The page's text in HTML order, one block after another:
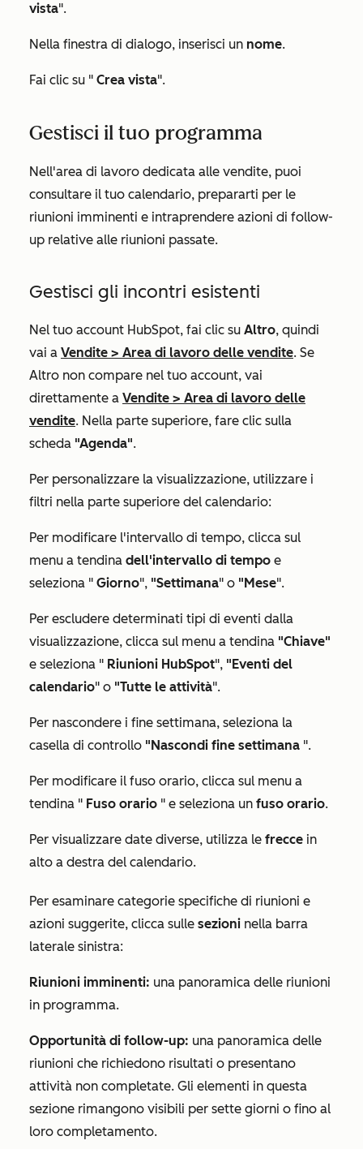
vista".
Nella finestra di dialogo, inserisci un nome.
Fai clic su " Crea vista".
Gestisci il tuo programma
Nell'area di lavoro dedicata alle vendite, puoi
consultare il tuo calendario, prepararti per le
riunioni imminenti e intraprendere azioni di follow-
up relative alle riunioni passate.
Gestisci gli incontri esistenti
Nel tuo account HubSpot, fai clic su Altro, quindi
vai a Vendite > Area di lavoro delle vendite. Se
Altro non compare nel tuo account, vai
direttamente a Vendite > Area di lavoro delle
vendite. Nella parte superiore, fare clic sulla
scheda "Agenda".
Per personalizzare la visualizzazione, utilizzare i
filtri nella parte superiore del calendario:
Per modificare l'intervallo di tempo, clicca sul
menu a tendina dell'intervallo di tempo e
seleziona " Giorno", "Settimana" o "Mese".
Per escludere determinati tipi di eventi dalla
visualizzazione, clicca sul menu a tendina "Chiave"
e seleziona " Riunioni HubSpot", "Eventi del
calendario" o "Tutte le attività".
Per nascondere i fine settimana, seleziona la
casella di controllo "Nascondi fine settimana ".
Per modificare il fuso orario, clicca sul menu a
tendina " Fuso orario " e seleziona un fuso orario.
Per visualizzare date diverse, utilizza le frecce in
alto a destra del calendario.
Per esaminare categorie specifiche di riunioni e
azioni suggerite, clicca sulle sezioni nella barra
laterale sinistra:
Riunioni imminenti: una panoramica delle riunioni
in programma.
Opportunità di follow-up: una panoramica delle
riunioni che richiedono risultati o presentano
attività non completate. Gli elementi in questa
sezione rimangono visibili per sette giorni o fino al
loro completamento.